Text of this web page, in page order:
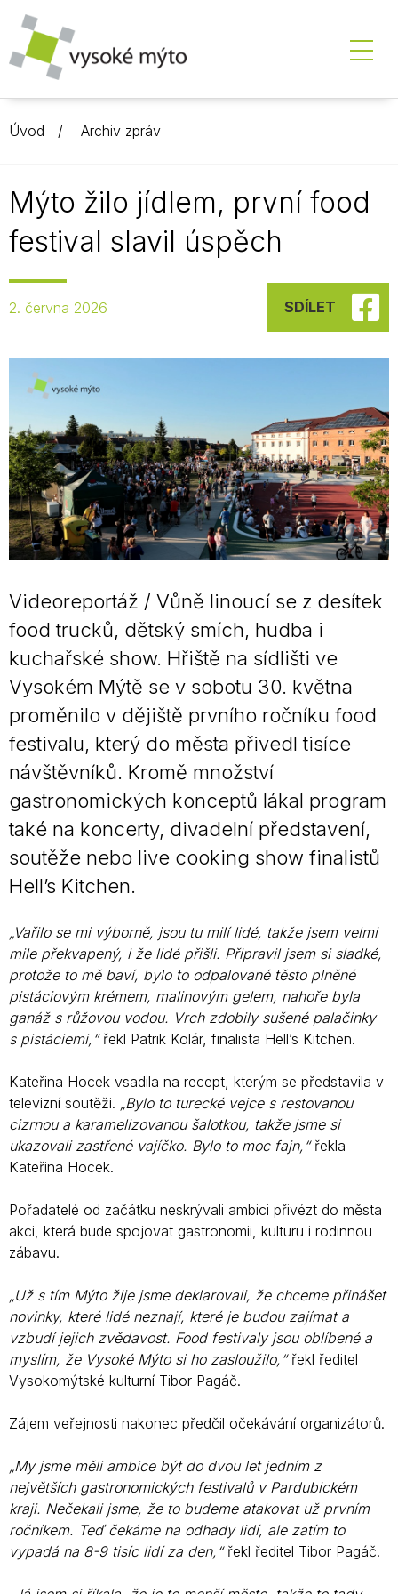
Úvod Archiv zpráv
Mýto žilo jídlem, první food
festival slavil úspěch
2. června 2026 SDÍLET
Videoreportáž / Vůně linoucí se z desítek
food trucků, dětský smích, hudba i
kuchařské show. Hřiště na sídlišti ve
Vysokém Mýtě se v sobotu 30. května
proměnilo v dějiště prvního ročníku food
festivalu, který do města přivedl tisíce
návštěvníků. Kromě množství
gastronomických konceptů lákal program
také na koncerty, divadelní představení,
soutěže nebo live cooking show finalistů
Hell’s Kitchen.
„Vařilo se mi výborně, jsou tu milí lidé, takže jsem velmi
mile překvapený, i že lidé přišli. Připravil jsem si sladké,
protože to mě baví, bylo to odpalované těsto plněné
pistáciovým krémem, malinovým gelem, nahoře byla
ganáž s růžovou vodou. Vrch zdobily sušené palačinky
s pistáciemi,“řekl Patrik Kolár, finalista Hell’s Kitchen.
Kateřina Hocek vsadila na recept, kterým se představila v
televizní soutěži. „Bylo to turecké vejce s restovanou
cizrnou a karamelizovanou šalotkou, takže jsme si
ukazovali zastřené vajíčko. Bylo to moc fajn,“řekla
Kateřina Hocek.
Pořadatelé od začátku neskrývali ambici přivézt do města
akci, která bude spojovat gastronomii, kulturu i rodinnou
zábavu.
„Už s tím Mýto žije jsme deklarovali, že chceme přinášet
novinky, které lidé neznají, které je budou zajímat a
vzbudí jejich zvědavost. Food festivaly jsou oblíbené a
myslím, že Vysoké Mýto si ho zasloužilo,“řekl ředitel
Vysokomýtské kulturní Tibor Pagáč.
Zájem veřejnosti nakonec předčil očekávání organizátorů.
„My jsme měli ambice být do dvou let jedním z
největších gastronomických festivalů v Pardubickém
kraji. Nečekali jsme, že to budeme atakovat už prvním
ročníkem. Teď čekáme na odhady lidí, ale zatím to
vypadá na 8-9 tisíc lidí za den,“ řekl ředitel Tibor Pagáč.